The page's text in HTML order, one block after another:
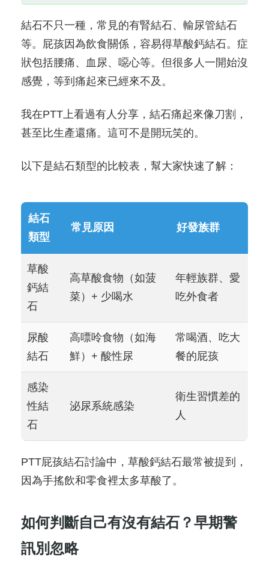
結石不只一種，常見的有腎結石、輸尿管結石
等。屁孩因為飲食關係，容易得草酸鈣結石。症
狀包括腰痛、血尿、噁心等。但很多人一開始沒
感覺，等到痛起來已經來不及。
我在PTT上看過有人分享，結石痛起來像刀割，
甚至比生產還痛。這可不是開玩笑的。
以下是結石類型的比較表，幫大家快速了解：
結石
類型
常見原因 好發族群
草酸
鈣結
石
高草酸食物（如菠
菜）+ 少喝水
年輕族群、愛
吃外食者
尿酸
結石
高嘌呤食物（如海
鮮）+ 酸性尿
常喝酒、吃大
餐的屁孩
感染
性結
石
泌尿系統感染
衛生習慣差的
人
PTT屁孩結石討論中，草酸鈣結石最常被提到，
因為手搖飲和零食裡太多草酸了。
如何判斷自己有沒有結石？早期警
訊別忽略